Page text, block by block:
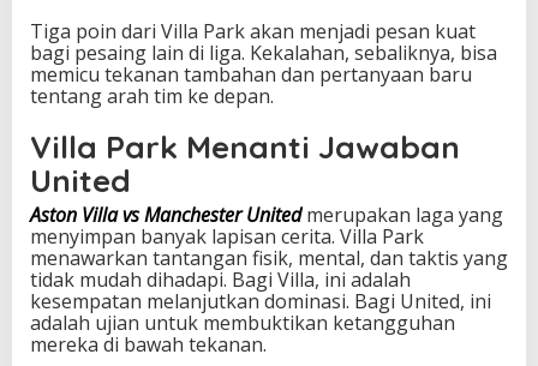
Tiga poin dari Villa Park akan menjadi pesan kuat
bagi pesaing lain di liga. Kekalahan, sebaliknya, bisa
memicu tekanan tambahan dan pertanyaan baru
tentang arah tim ke depan.
Villa Park Menanti Jawaban
United
Aston Villa vs Manchester Unitedmerupakan laga yang
menyimpan banyak lapisan cerita. Villa Park
menawarkan tantangan fisik, mental, dan taktis yang
tidak mudah dihadapi. Bagi Villa, ini adalah
kesempatan melanjutkan dominasi. Bagi United, ini
adalah ujian untuk membuktikan ketangguhan
mereka di bawah tekanan.